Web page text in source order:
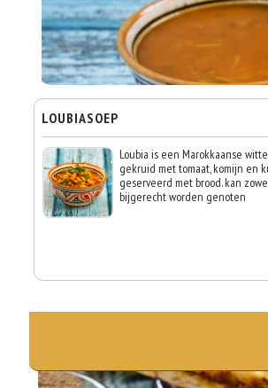
LOUBIASOEP
Loubia is een Marokkaanse
gekruid met tomaat, komijn en
geserveerd met brood. kan
bijgerecht worden genoten